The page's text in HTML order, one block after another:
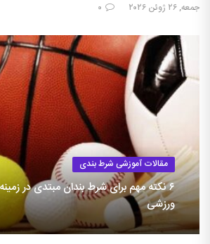
جمعه, ۲۶ ژوئن ۲۰۲۶ ۰
مقالات آموزشی شرط بندی
۶ نکته مهم برای شرط بندان مبتدی در
ورزشی